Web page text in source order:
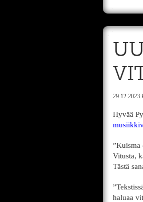
29.12.2023
Hyvää
”Kuisma
Vitusta,
Tästä
haluaa